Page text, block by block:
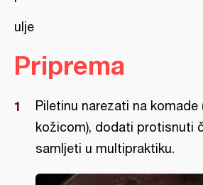
ulje
Priprema
Piletinu narezati na
kožicom), dodati protisnuti
samljeti u multipraktiku.